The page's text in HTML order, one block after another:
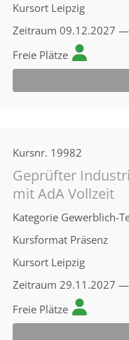
Kursort Leipzig
Zeitraum 09.12.2027
Freie Plätze
Kursnr. 19982
Geprüfter
mit AdA Vollzeit
Kategorie Gewerblich-
Kursformat Präsenz
Kursort Leipzig
Zeitraum 29.11.2027
Freie Plätze